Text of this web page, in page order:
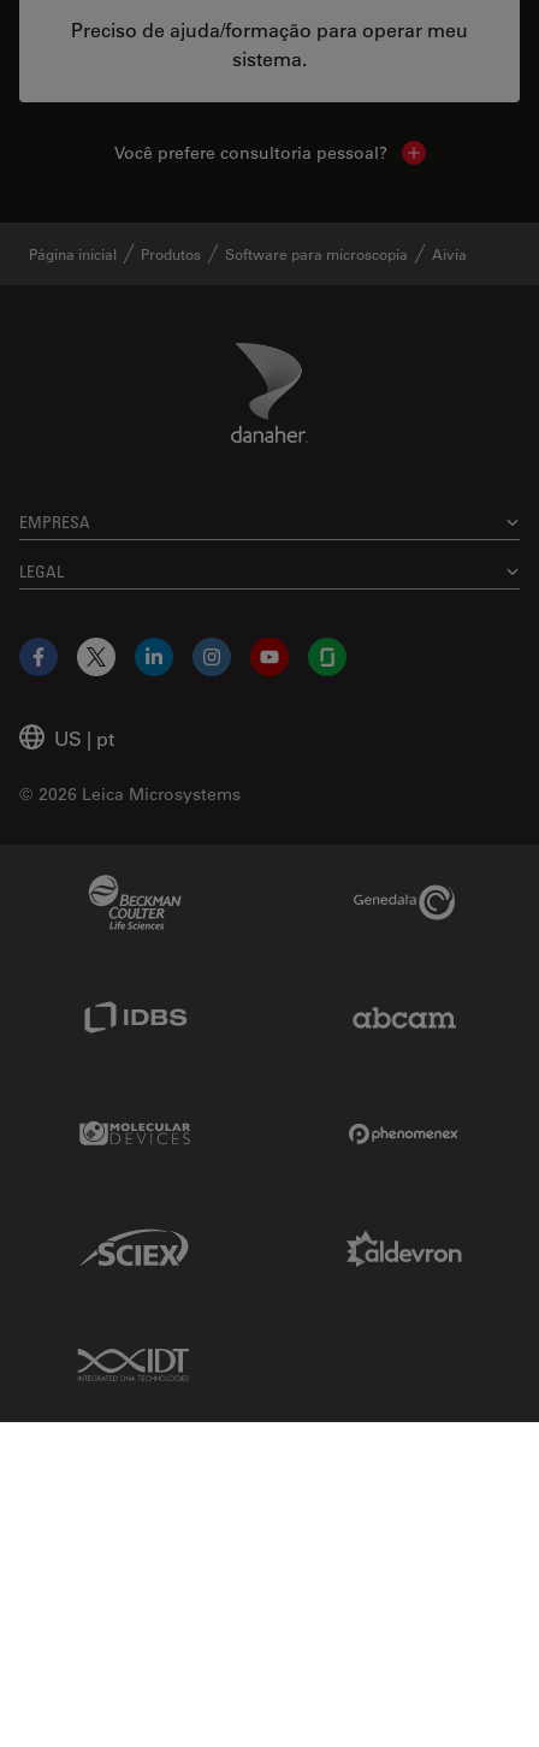
Preciso de ajuda/formação para operar meu
sistema.
Você prefere consultoria pessoal? Show local
Página inicial Produtos Software para microscopia Aivia
Danaher Logo
EMPRESA
LEGAL
US | pt
© 2026 Leica Microsystems
Facebook
X LinkedInInstagramYouTubeGlassdoor
Genedata Link
Molecular Devices Link
Sciex Link
IDT Link